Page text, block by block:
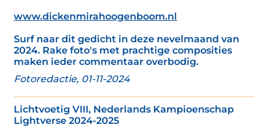
www.dickenmirahoogenboom.nl
Surf naar dit gedicht in deze nevelmaand van
2024. Rake foto's met prachtige composities
maken ieder commentaar overbodig.
Fotoredactie, 01-11-2024
Lichtvoetig VIII, Nederlands Kampioenschap
Lightverse 2024-2025